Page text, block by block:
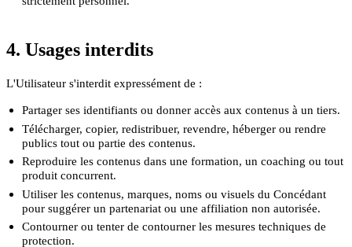
4. Usages interdits
L'Utilisateur s'interdit expressément de :
Partager ses identifiants ou donner accès aux contenus à un tiers.
Télécharger, copier, redistribuer, revendre, héberger ou rendre
publics tout ou partie des contenus.
Reproduire les contenus dans une formation, un coaching ou tout
produit concurrent.
Utiliser les contenus, marques, noms ou visuels du Concédant
pour suggérer un partenariat ou une affiliation non autorisée.
Contourner ou tenter de contourner les mesures techniques de
protection.